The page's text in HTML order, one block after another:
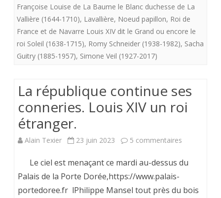
promis
à
entre
Lavallière,
.
Françoise Louise de La Baume le Blanc duchesse de La
Vallière (1644-1710), Lavallière, Noeud papillon, Roi de
France et de Navarre Louis XIV dit le Grand ou encore le
roi Soleil (1638-1715), Romy Schneider (1938-1982), Sacha
Guitry (1885-1957), Simone Veil (1927-2017)
La république continue ses
conneries. Louis XIV un roi
étranger.
Alain Texier 23 juin 2023 5 commentaires
continue
Le ciel est menaçant ce mardi au-dessus du
Palais de la Porte Dorée,https://www.palais-
portedoree.fr lPhilippe Mansel tout près du bois